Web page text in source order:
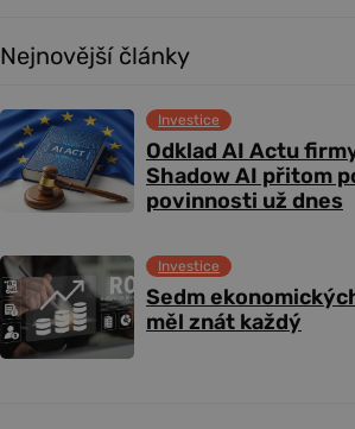
Nejnovější články
Odklad AI Actu
Shadow AI přitom
povinnosti už dnes
Investice
Sedm
měl znát každý
Investice